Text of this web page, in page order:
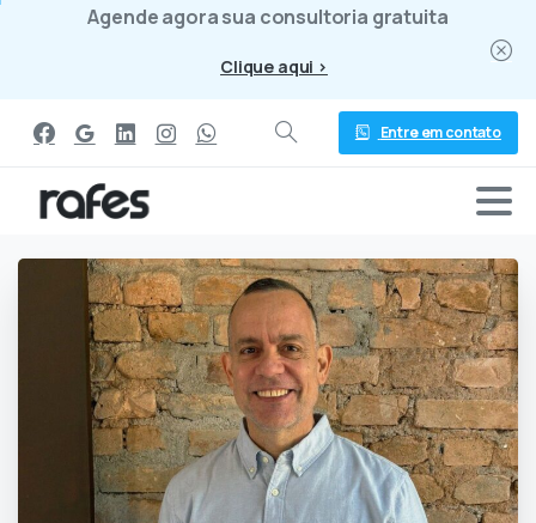
Agende agora sua consultoria gratuita
Clique aqui >
Entre em contato